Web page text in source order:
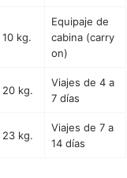
kg.
Equipaje de
cabina (carry
on)
20 kg.
Viajes de 4 a
7 días
23 kg.
Viajes de 7 a
14 días